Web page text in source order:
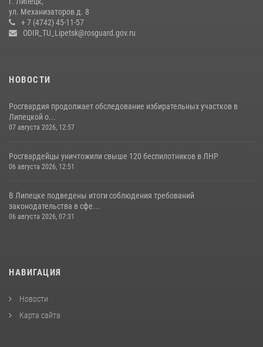
17 июля 2026, 12:26 5
ул. Механизаторов д. 8
+ 7 (4742) 45-11-57
ODIR_TU_Lipetsk@rosguard.gov.ru
НОВОСТИ
Росгвардия продолжает обследование избирательных участков в
Липецкой о...
07 августа 2026, 12:57
Росгвардейцы уничтожили свыше 120 беспилотников в ЛНР
06 августа 2026, 12:51
В Липецке подведены итоги соблюдения требований
законодательства в сфе...
06 августа 2026, 07:31
НАВИГАЦИЯ
Новости
Карта сайта